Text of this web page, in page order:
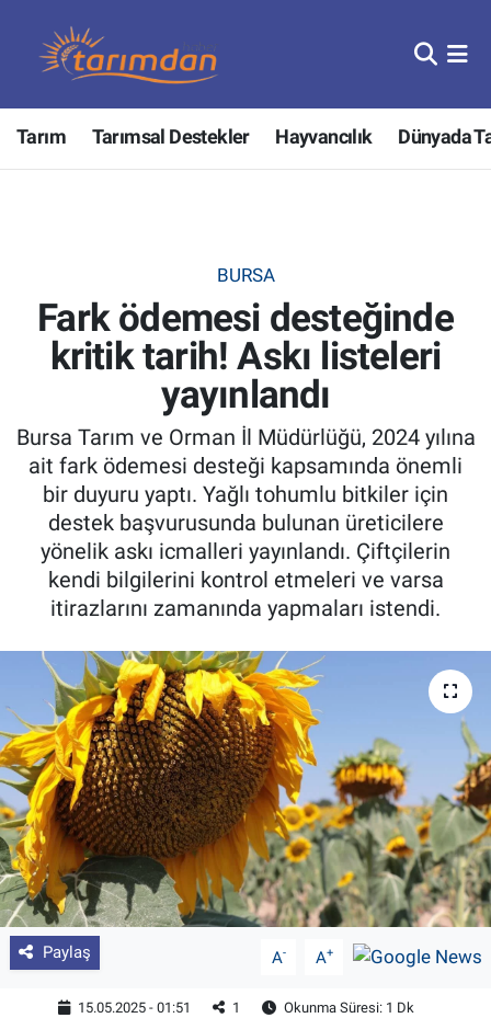
Tarım Tarımsal Destekler Hayvancılık Dünyada
BURSA
Fark ödemesi desteğinde
kritik tarih! Askı listeleri
yayınlandı
Bursa Tarım ve Orman İl Müdürlüğü, 2024 yılına
ait fark ödemesi desteği kapsamında önemli
bir duyuru yaptı. Yağlı tohumlu bitkiler için
destek başvurusunda bulunan üreticilere
yönelik askı icmalleri yayınlandı. Çiftçilerin
kendi bilgilerini kontrol etmeleri ve varsa
itirazlarını zamanında yapmaları istendi.
Paylaş A- A+
15.05.2025 - 01:51 1 Okunma Süresi: 1 Dk
Tarım
Hayvancılık
Tarımsal Destekler
Tarım Bakanlığı
Tarım Kredi Kooperatifleri
Pankobirlik
Et fiyatları
Yetiştirici Soruyor
Dünyada Tarım
Üretici Birlikleri
Şeker ve Şekerli Mamüller
Tahıllar ve Baklagiller
Nöbetçi Eczaneler
Hava Durumu
Tüm Manşetler
Son Dakika Haberleri